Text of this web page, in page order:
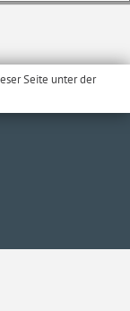
Seite unter der